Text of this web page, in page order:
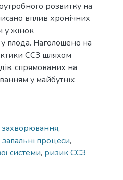
розвитку на
вплив хронічних
у жінок
плода. Наголошено на
ССЗ шляхом
спрямованих на
у майбутніх
,
запальні процеси,
системи, ризик ССЗ